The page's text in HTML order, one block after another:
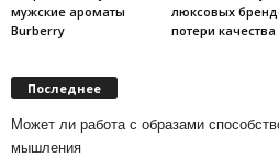
мужские ароматы
Burberry
люксовых
потери качества
Последнее
Может ли работа с образами
мышления